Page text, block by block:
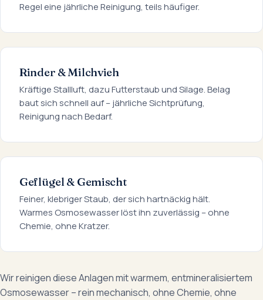
Regel eine jährliche Reinigung, teils häufiger.
Rinder & Milchvieh
Kräftige Stallluft, dazu Futterstaub und Silage. Belag
baut sich schnell auf – jährliche Sichtprüfung,
Reinigung nach Bedarf.
Geflügel & Gemischt
Feiner, klebriger Staub, der sich hartnäckig hält.
Warmes Osmosewasser löst ihn zuverlässig – ohne
Chemie, ohne Kratzer.
Wir reinigen diese Anlagen mit warmem, entmineralisiertem
Osmosewasser – rein mechanisch, ohne Chemie, ohne